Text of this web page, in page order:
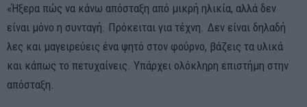
«Ήξερα πώς να κάνω απόσταξη από μικρή ηλικία, αλλά δεν
είναι μόνο η συνταγή. Πρόκειται για τέχνη. Δεν είναι δηλαδή
λες και μαγειρεύεις ένα ψητό στον φούρνο, βάζεις τα υλικά
και κάπως το πετυχαίνεις. Υπάρχει ολόκληρη επιστήμη στην
απόσταξη.